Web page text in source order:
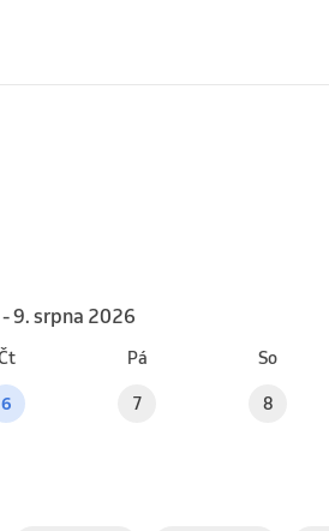
9. srpna 2026
Pá So
6 7 8